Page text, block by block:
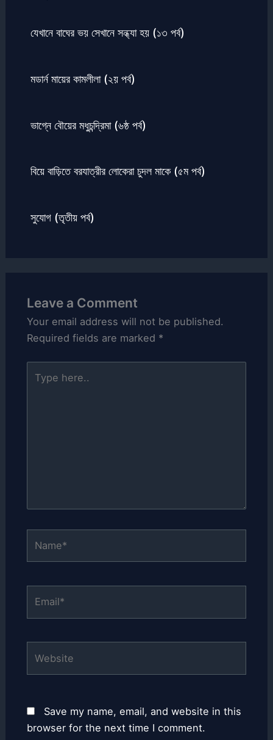
যেখানে বাঘের ভয় সেখানে সন্ধ্যা হয় (১৩ পর্ব)
মডার্ন মায়ের কামলীলা (২য় পর্ব)
ভাগ্নে বৌয়ের মধুচন্দ্রিমা (৬ষ্ঠ পর্ব)
বিয়ে বাড়িতে বরযাত্রীর লোকেরা চুদল মাকে (৫ম পর্ব)
সুযোগ (তৃতীয় পর্ব)
Leave a Comment
Your email address will not be published.
Required fields are marked *
here..
Save my name, email, and website in this
browser for the next time I comment.